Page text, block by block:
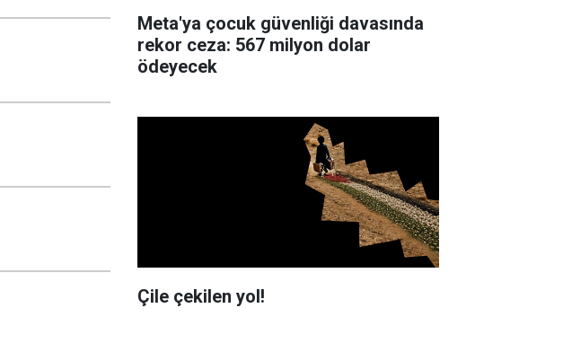
Meta'ya çocuk güvenliği davasında
rekor ceza: 567 milyon dolar
ödeyecek
Çile çekilen yol!